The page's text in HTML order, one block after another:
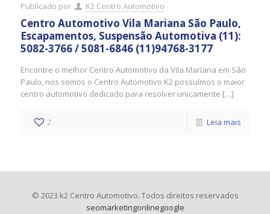
Publicado por K2 Centro Automotivo
Centro Automotivo Vila Mariana São Paulo,
Escapamentos, Suspensão Automotiva (11):
5082-3766 / 5081-6846 (11)94768-3177
Encontre o melhor Centro Automotivo da Vila Mariana em São
Paulo, nos somos o Centro Automotivo K2 possuímos o maior
centro automotivo dedicado para resolver unicamente […]
2 Leia mais
© 2023 k2 Centro Automotivo. Todos direitos reservados
seomarketingonlinegoogle